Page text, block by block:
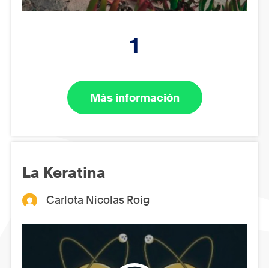
1
Más información
La Keratina
Carlota Nicolas Roig